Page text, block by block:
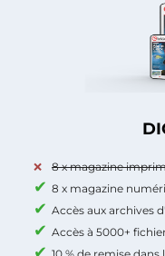
8 x magazine
8 x magazine
Accès aux archives
Accès à 5000+